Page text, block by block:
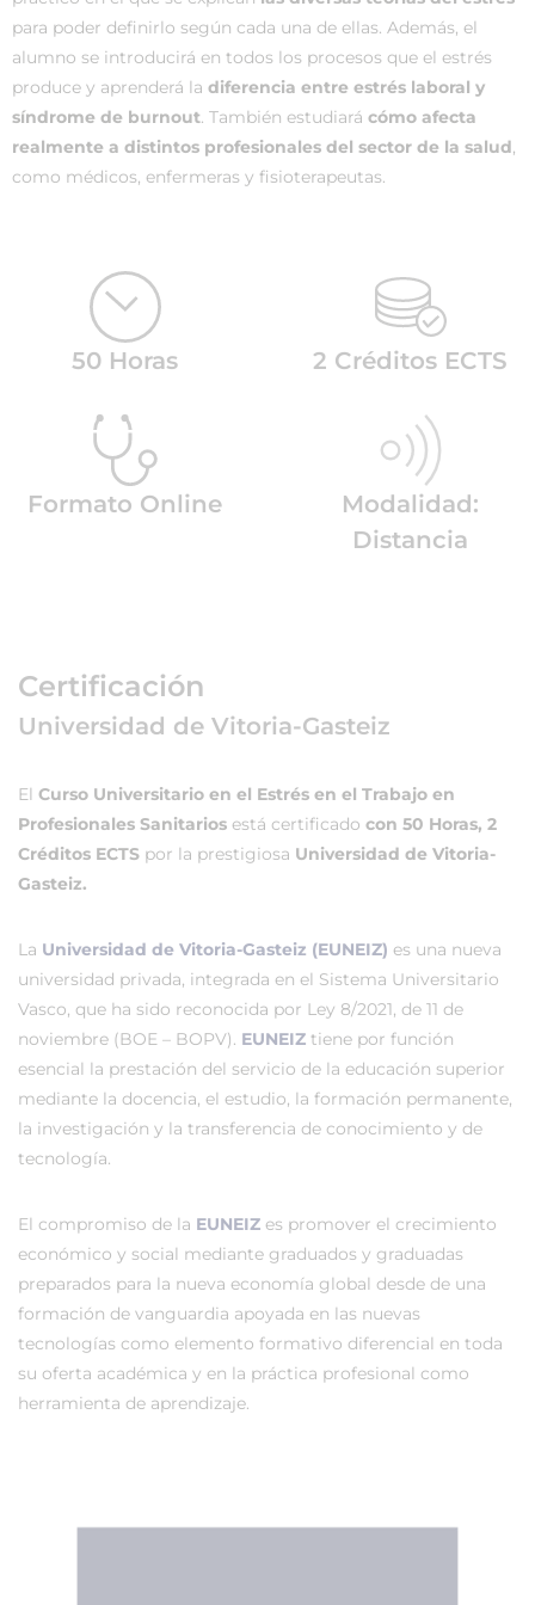
para poder definirlo según cada una de ellas. Además, el
alumno se introducirá en todos los procesos que el estrés
produce y aprenderá la diferencia entre estrés laboral y
síndrome de burnout. También estudiará cómo afecta
realmente a distintos profesionales del sector de la salud,
como médicos, enfermeras y fisioterapeutas.
50 Horas 2 Créditos ECTS
Formato Online
Modalidad:
Distancia
Certificación
Universidad de Vitoria-Gasteiz
El Curso Universitario en el Estrés en el Trabajo en
Profesionales Sanitarios está certificado con 50 Horas, 2
Créditos ECTS por la prestigiosa Universidad de Vitoria-
Gasteiz.
La Universidad de Vitoria-Gasteiz (EUNEIZ) es una nueva
universidad privada, integrada en el Sistema Universitario
Vasco, que ha sido reconocida por Ley 8/2021, de 11 de
noviembre (BOE – BOPV). EUNEIZ tiene por función
esencial la prestación del servicio de la educación superior
mediante la docencia, el estudio, la formación permanente,
la investigación y la transferencia de conocimiento y de
tecnología.
El compromiso de la EUNEIZ es promover el crecimiento
económico y social mediante graduados y graduadas
preparados para la nueva economía global desde de una
formación de vanguardia apoyada en las nuevas
tecnologías como elemento formativo diferencial en toda
su oferta académica y en la práctica profesional como
herramienta de aprendizaje.